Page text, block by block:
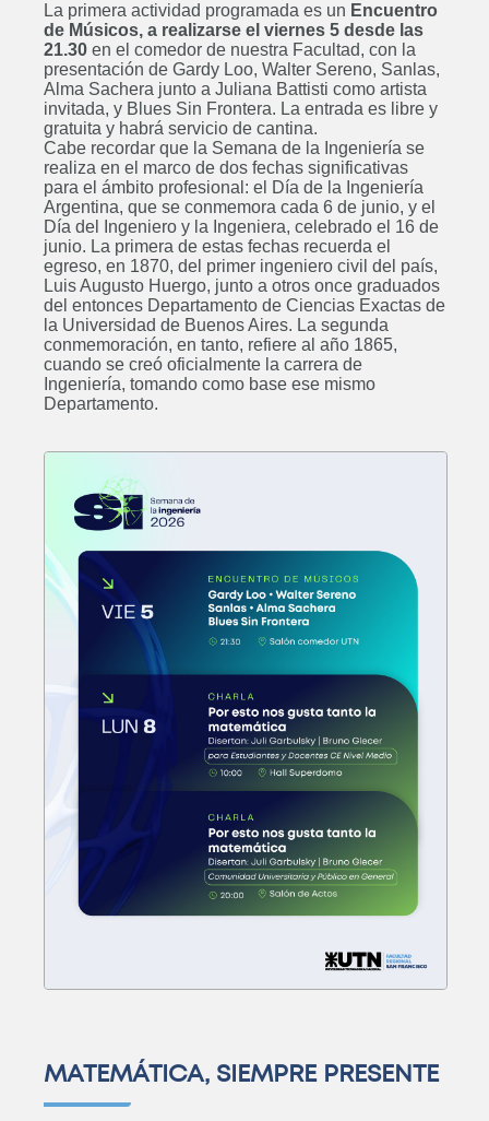
La primera actividad programada es un Encuentro
de Músicos, a realizarse el viernes 5 desde las
21.30 en el comedor de nuestra Facultad, con la
presentación de Gardy Loo, Walter Sereno, Sanlas,
Alma Sachera junto a Juliana Battisti como artista
invitada, y Blues Sin Frontera. La entrada es libre y
gratuita y habrá servicio de cantina.
Cabe recordar que la Semana de la Ingeniería se
realiza en el marco de dos fechas significativas
para el ámbito profesional: el Día de la Ingeniería
Argentina, que se conmemora cada 6 de junio, y el
Día del Ingeniero y la Ingeniera, celebrado el 16 de
junio. La primera de estas fechas recuerda el
egreso, en 1870, del primer ingeniero civil del país,
Luis Augusto Huergo, junto a otros once graduados
del entonces Departamento de Ciencias Exactas de
la Universidad de Buenos Aires. La segunda
conmemoración, en tanto, refiere al año 1865,
cuando se creó oficialmente la carrera de
Ingeniería, tomando como base ese mismo
Departamento.
MATEMÁTICA, SIEMPRE PRESENTE